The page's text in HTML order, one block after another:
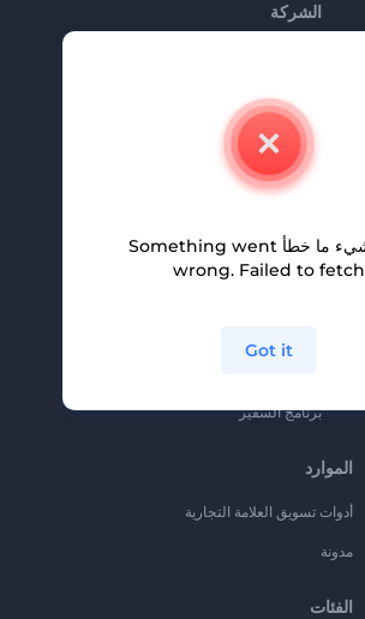
الشركة
اتصل بنا
وظائف
المساعدة والدعم
سياسة الخصوصية
برنامج السفير
الموارد
أدوات تسويق العلامة التجارية
مدونة
الفئات
يوجد شيء ما خطأ Something went
wrong. Failed to fetch
Got it